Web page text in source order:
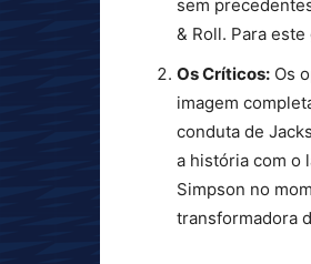
sem
& Roll. Para
Os Críticos: Os
imagem
conduta de
a história com o
Simpson no
transformadora